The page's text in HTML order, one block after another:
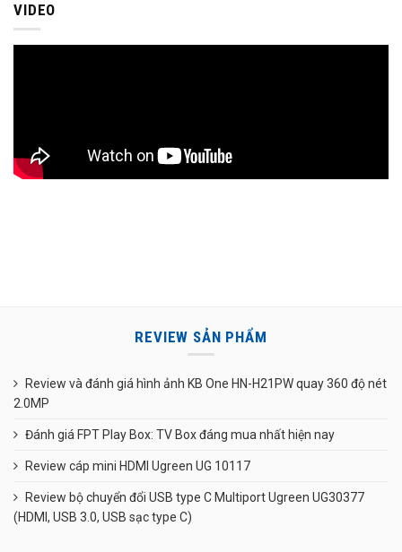
VIDEO
REVIEW SẢN PHẨM
Review và đánh giá hình ảnh KB One HN-H21PW quay 360 độ nét
2.0MP
Đánh giá FPT Play Box: TV Box đáng mua nhất hiện nay
Review cáp mini HDMI Ugreen UG 10117
Review bộ chuyển đổi USB type C Multiport Ugreen UG30377
(HDMI, USB 3.0, USB sạc type C)